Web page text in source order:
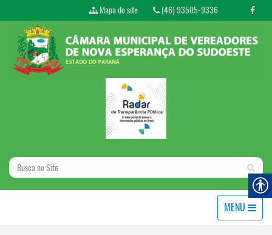
Mapa do site (46) 93505-9336
MENU